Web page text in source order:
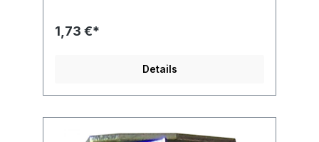
1,73 €*
Details